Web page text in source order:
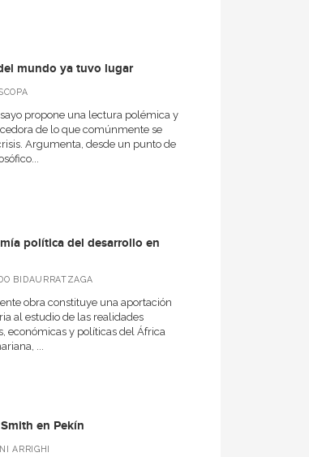
mundo ya tuvo lugar
propone una lectura polémica y
de lo que comúnmente se
Argumenta, desde un punto de
política del desarrollo en
BIDAURRATZAGA
obra constituye una aportación
al estudio de las realidades
económicas y políticas del África
...
en Pekín
ARRIGHI